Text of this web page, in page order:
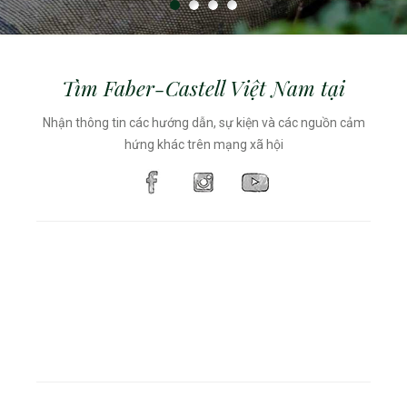
Tìm Faber-Castell Việt Nam tại
Nhận thông tin các hướng dẫn, sự kiện và các nguồn cảm
hứng khác trên mạng xã hội